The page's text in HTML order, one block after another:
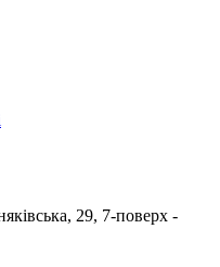
29, 7-поверх -